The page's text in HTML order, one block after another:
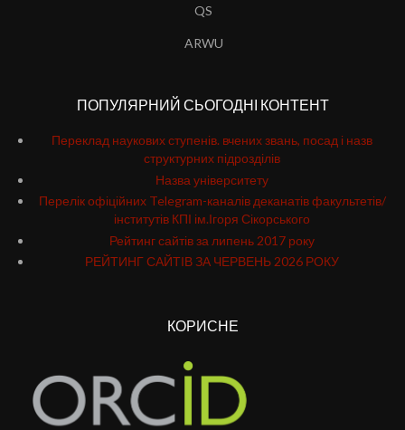
QS
ARWU
ПОПУЛЯРНИЙ СЬОГОДНІ КОНТЕНТ
Переклад наукових ступенів. вчених звань, посад і назв
структурних підрозділів
Назва університету
Перелік офіційних Telegram-каналів деканатів факультетів/
інститутів КПІ ім.Ігоря Сікорського
Рейтинг сайтів за липень 2017 року
РЕЙТИНГ САЙТІВ ЗА ЧЕРВЕНЬ 2026 РОКУ
КОРИСНЕ